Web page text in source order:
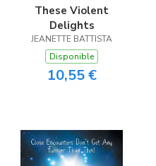
These Violent
Delights
JEANETTE BATTISTA
Disponible
10,55 €